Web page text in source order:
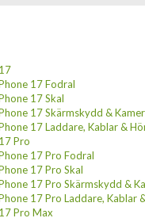
17 Fodral
17 Skal
17 Skärmskydd &
17 Laddare, Kablar &
Pro
17 Pro Fodral
17 Pro Skal
17 Pro Skärmskydd &
17 Pro Laddare, Kablar
Pro Max